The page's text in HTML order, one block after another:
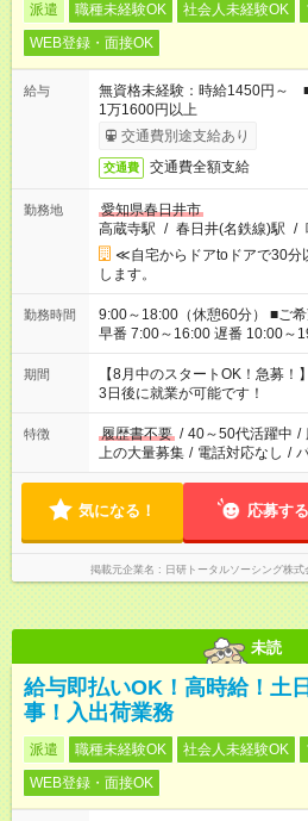
派遣 職種未経験OK 社会人未経験OK
WEB登録・面接OK
給与
無資格未経験：時給1450円
1万1600円以上
交通費別途支給あり
交通費 交通費全額支給
勤務地
愛知県春日井市
高蔵寺駅 / 春日井(名鉄線)駅 /
≪自宅からドアtoドアで30
します。
勤務時間
9:00～18:00（休憩60分） ■ご希望があれば下記シフトもOK！
早番 7:00～16:00 遅番 10:00～
族と休みを合わせたい」 「余
「できれば残業はしたくない
ね。 ※Wワーク希望の方へ 今ご覧のお仕事で希望する勤務時間
と、もう1つのお仕事の勤務時
合は応募できません。
期間
【8月中のスタートOK！急募
3日後に就業が可能です！
特徴 履歴書不要 / 40～50代活躍中 /
上の大量募集 / 電話対応なし /
気になる！ 応募する
掲載元企業名 日研トータルソーシング株
未読
給与即払いOK！高時給！土
事！入出荷業務
派遣 職種未経験OK 社会人未経験OK
WEB登録・面接OK